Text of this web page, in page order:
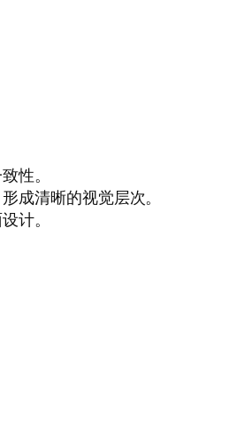
性。
成清晰的视觉层次。
计。